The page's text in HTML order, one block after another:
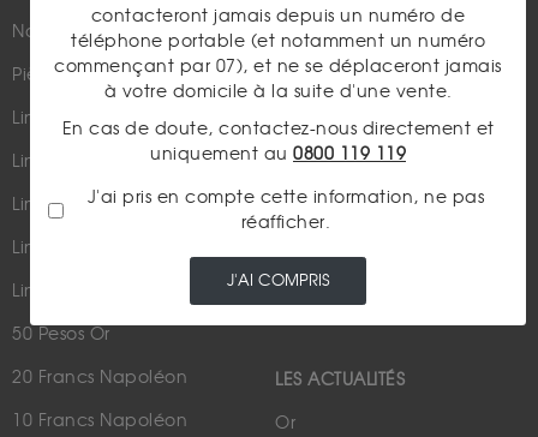
Nouveautés
Pièces d'or d'investissement
Lingots et lingotins
Lingot 1Kg Or
Lingot 100g Or
Lingotin 1 Once Or
Lingotin 1g Or
50 Pesos Or
20 Francs Napoléon
10 Francs Napoléon
Suivez-nous
Parutions dans les médias
Qui sommes-nous ?
Plan du site
LES ACTUALITÉS
Or
contacteront jamais depuis un numéro de
téléphone portable (et notamment un numéro
commençant par 07), et ne se déplaceront jamais
à votre domicile à la suite d'une vente.
En cas de doute, contactez-nous directement et
uniquement au 0800 119 119
J'ai pris en compte cette information, ne pas
réafficher.
J'AI COMPRIS